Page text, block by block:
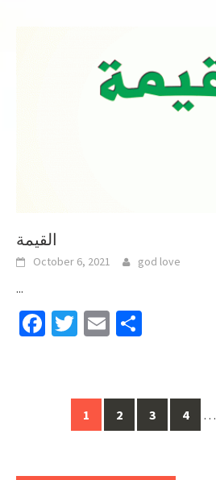
القيمة
October 6, 2021 god love
...
Facebook
Twitter
Email
navigation
1 2 3 4 …